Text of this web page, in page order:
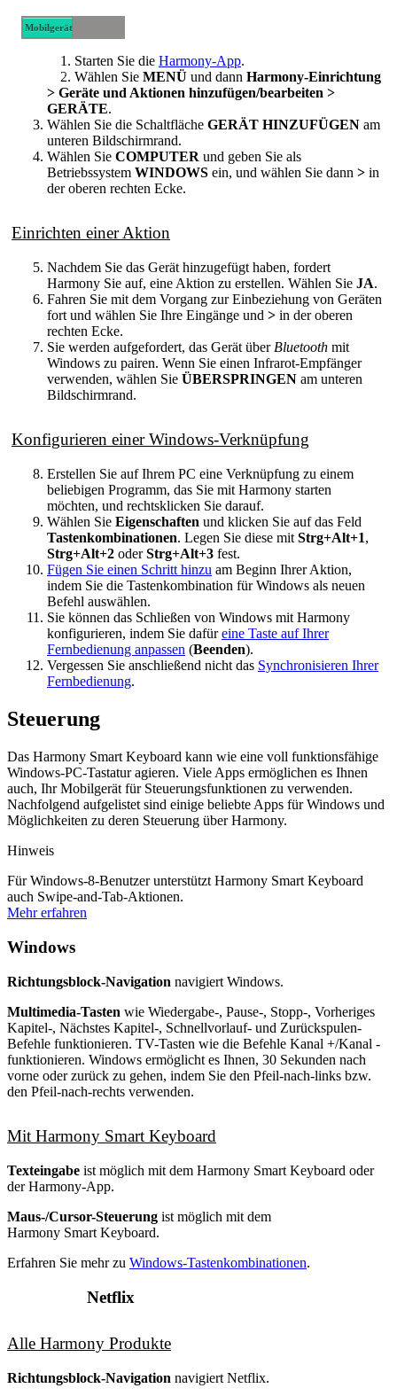
Mobilgerät
Computer
Starten Sie die Harmony-App.
Wählen Sie MENÜ und dann Harmony-Einrichtung
> Geräte und Aktionen hinzufügen/bearbeiten >
GERÄTE.
Wählen Sie die Schaltfläche GERÄT HINZUFÜGEN am
unteren Bildschirmrand.
Wählen Sie COMPUTER und geben Sie als
Betriebssystem WINDOWS ein, und wählen Sie dann > in
der oberen rechten Ecke.
Einrichten einer Aktion
Nachdem Sie das Gerät hinzugefügt haben, fordert
Harmony Sie auf, eine Aktion zu erstellen. Wählen Sie JA.
Fahren Sie mit dem Vorgang zur Einbeziehung von Geräten
fort und wählen Sie Ihre Eingänge und > in der oberen
rechten Ecke.
Sie werden aufgefordert, das Gerät über Bluetooth mit
Windows zu pairen. Wenn Sie einen Infrarot-Empfänger
verwenden, wählen Sie ÜBERSPRINGEN am unteren
Bildschirmrand.
Konfigurieren einer Windows-Verknüpfung
Erstellen Sie auf Ihrem PC eine Verknüpfung zu einem
beliebigen Programm, das Sie mit Harmony starten
möchten, und rechtsklicken Sie darauf.
Wählen Sie Eigenschaften und klicken Sie auf das Feld
Tastenkombinationen. Legen Sie diese mitStrg+Alt+1,
Strg+Alt+2 oderStrg+Alt+3 fest.
Fügen Sie einen Schritt hinzu am Beginn Ihrer Aktion,
indem Sie die Tastenkombination für Windows als neuen
Befehl auswählen.
Sie können das Schließen von Windows mit Harmony
konfigurieren, indem Sie dafüreine Taste auf Ihrer
Fernbedienung anpassen (Beenden).
Vergessen Sie anschließend nicht das Synchronisieren Ihrer
Fernbedienung.
Steuerung
Das Harmony Smart Keyboard kann wie eine voll funktionsfähige
Windows-PC-Tastatur agieren. Viele Apps ermöglichen es Ihnen
auch, Ihr Mobilgerät für Steuerungsfunktionen zu verwenden.
Nachfolgend aufgelistet sind einige beliebte Apps für Windows und
Möglichkeiten zu deren Steuerung über Harmony.
Hinweis
Für Windows-8-Benutzer unterstützt Harmony Smart Keyboard
auch Swipe-and-Tab-Aktionen.
Mehr erfahren
Windows
Richtungsblock-Navigation navigiert Windows.
Multimedia-Tasten wie Wiedergabe-, Pause-, Stopp-, Vorheriges
Kapitel-, Nächstes Kapitel-, Schnellvorlauf- und Zurückspulen-
Befehle funktionieren. TV-Tasten wie die Befehle Kanal +/Kanal -
funktionieren. Windows ermöglicht es Ihnen, 30 Sekunden nach
vorne oder zurück zu gehen, indem Sie den Pfeil-nach-links bzw.
den Pfeil-nach-rechts verwenden.
Mit Harmony Smart Keyboard
Texteingabe ist möglich mit dem Harmony Smart Keyboard oder
der Harmony-App.
Maus-/Cursor-Steuerung ist möglich mit dem
Harmony Smart Keyboard.
Erfahren Sie mehr zu Windows-Tastenkombinationen.
Netflix
Alle Harmony Produkte
Richtungsblock-Navigation navigiert Netflix.